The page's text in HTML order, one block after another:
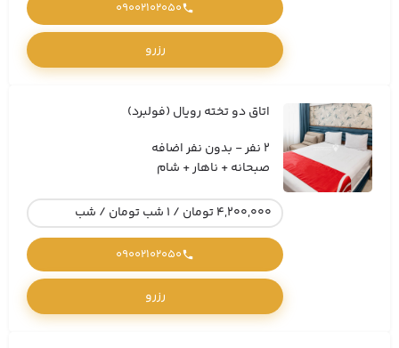
09002102050
رزرو
اتاق دو تخته رویال (فولبرد)
2 نفر - بدون نفر اضافه
صبحانه + ناهار + شام
4,200,000 تومان / 1 شب تومان / شب
09002102050
رزرو